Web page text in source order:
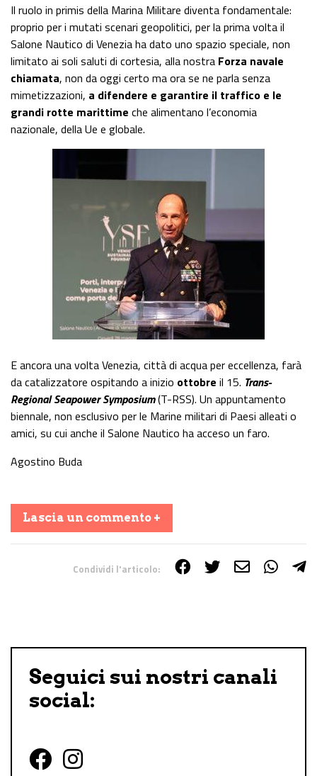
Il ruolo in primis della Marina Militare diventa fondamentale:
proprio per i mutati scenari geopolitici, per la prima volta il
Salone Nautico di Venezia ha dato uno spazio speciale, non
limitato ai soli saluti di cortesia, alla nostra Forza navale
chiamata, non da oggi certo ma ora se ne parla senza
mimetizzazioni, a difendere e garantire il traffico e le
grandi rotte marittime che alimentano l’economia
nazionale, della Ue e globale.
E ancora una volta Venezia, città di acqua per eccellenza, farà
da catalizzatore ospitando a inizio ottobre il 15. Trans-
Regional Seapower Symposium(T-RSS). Un appuntamento
biennale, non esclusivo per le Marine militari di Paesi alleati o
amici, su cui anche il Salone Nautico ha acceso un faro.
Agostino Buda
Lascia un commento +
Condividi l'articolo:
Seguici sui nostri canali
social: